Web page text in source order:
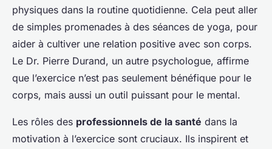
physiques dans la routine quotidienne. Cela peut aller
de simples promenades à des séances de yoga, pour
aider à cultiver une relation positive avec son corps.
Le Dr. Pierre Durand, un autre psychologue, affirme
que l’exercice n’est pas seulement bénéfique pour le
corps, mais aussi un outil puissant pour le mental.
Les rôles des professionnels de la santé dans la
motivation à l’exercice sont cruciaux. Ils inspirent et